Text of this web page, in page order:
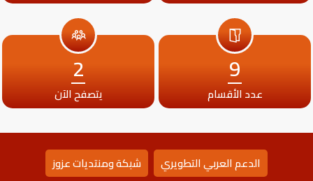
9
عدد الأقسام
2
يتصفح الآن
الدعم العربي التطويري شبكة ومنتديات عزوز